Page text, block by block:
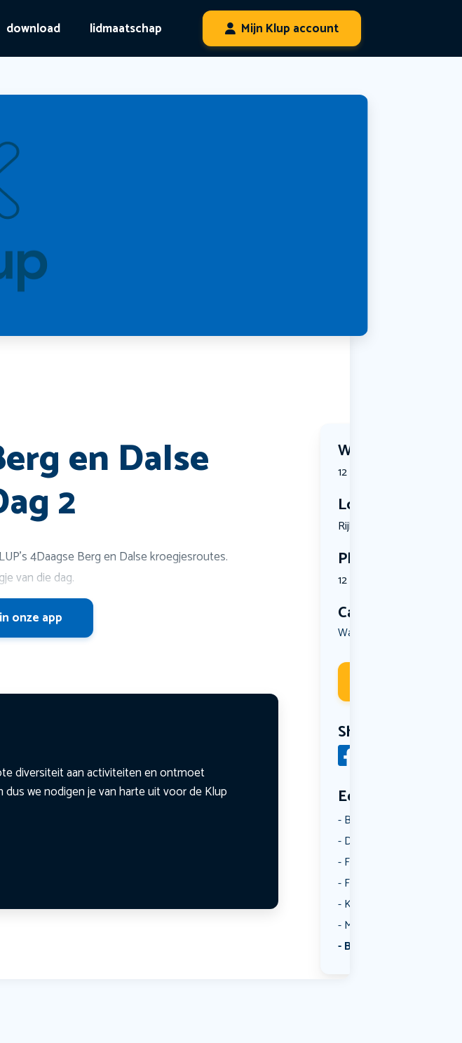
download lidmaatschap Mijn Klup account
en Dalse
2
Wanneer?
12 August 2026 | 10:30
Locatie
Rijksstraa...
Plekken
12 plekken beschikbaar
Categorie
Wandelen
Share
Een aantal
Borrelen
Dansen
Fietsen
Film
Kunst & Cultuur
Muziek
Bekijk alle categorieën
4Daagse Berg en Dalse kroegjesroutes.
van die dag.
onze app
diversiteit aan activiteiten en ontmoet
we nodigen je van harte uit voor de Klup